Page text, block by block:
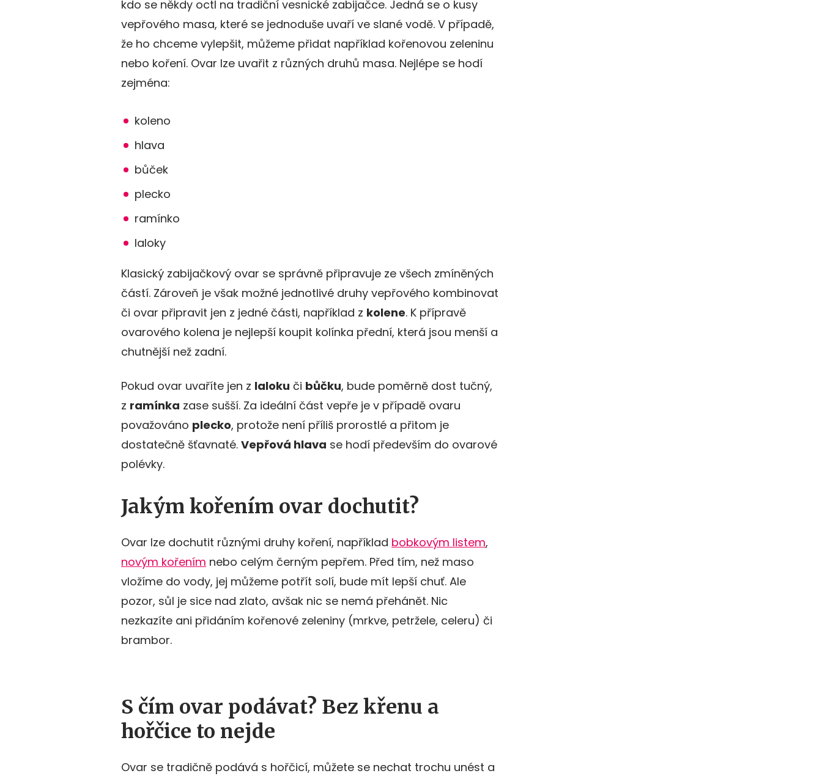
kdo se někdy octl na tradiční vesnické zabijačce. Jedná se o kusy
vepřového masa, které se jednoduše uvaří ve slané vodě. V případě,
že ho chceme vylepšit, můžeme přidat například kořenovou zeleninu
nebo koření. Ovar lze uvařit z různých druhů masa. Nejlépe se hodí
zejména:
koleno
hlava
bůček
plecko
ramínko
laloky
Klasický zabijačkový ovar se správně připravuje ze všech zmíněných
částí. Zároveň je však možné jednotlivé druhy vepřového kombinovat
či ovar připravit jen z jedné části, například z kolene. K přípravě
ovarového kolena je nejlepší koupit kolínka přední, která jsou menší a
chutnější než zadní.
Pokud ovar uvaříte jen z laloku či bůčku, bude poměrně dost tučný,
z ramínka zase sušší. Za ideální část vepře je v případě ovaru
považováno plecko, protože není příliš prorostlé a přitom je
dostatečně šťavnaté. Vepřová hlava se hodí především do ovarové
polévky.
Jakým kořením ovar dochutit?
Ovar lze dochutit různými druhy koření, například bobkovým listem,
novým kořením nebo celým černým pepřem. Před tím, než maso
vložíme do vody, jej můžeme potřít solí, bude mít lepší chuť. Ale
pozor, sůl je sice nad zlato, avšak nic se nemá přehánět. Nic
nezkazíte ani přidáním kořenové zeleniny (mrkve, petržele, celeru) či
brambor.
S čím ovar podávat? Bez křenu a
hořčice to nejde
Ovar se tradičně podává s hořčicí, můžete se nechat trochu unést a